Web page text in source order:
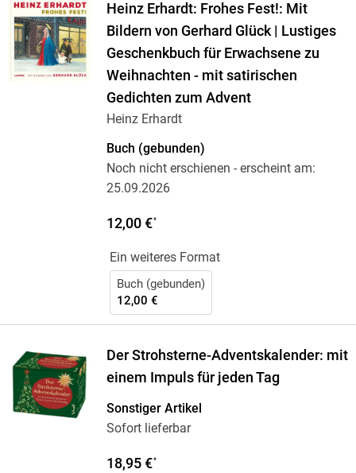
Heinz Erhardt: Frohes Fest!: Mit
Bildern von Gerhard Glück | Lustiges
Geschenkbuch für Erwachsene zu
Weihnachten - mit satirischen
Gedichten zum Advent
Heinz Erhardt
Buch (gebunden)
Noch nicht erschienen - erscheint am:
25.09.2026
12,00 €*
Ein weiteres Format
Buch (gebunden)
12,00 €
Der Strohsterne-Adventskalender: mit
einem Impuls für jeden Tag
Sonstiger Artikel
Sofort lieferbar
18,95 €*